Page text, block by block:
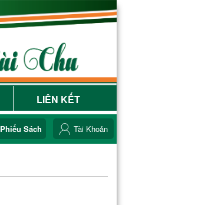
LIÊN KẾT
Phiếu Sách Tài Khoản